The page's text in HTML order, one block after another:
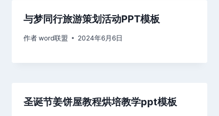
与梦同行旅游策划活动PPT模板
作者word联盟 2024年6月6日
圣诞节姜饼屋教程烘培教学ppt模板